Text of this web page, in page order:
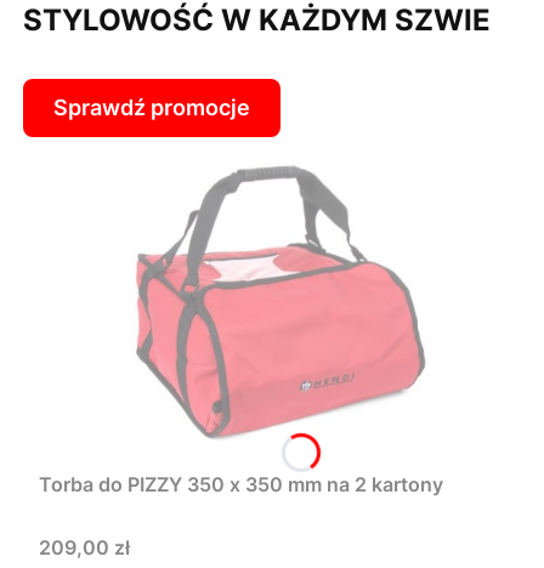
STYLOWOŚĆ W KAŻDYM SZWIE
Sprawdź promocje
Torba do PIZZY 350 x 350 mm na 2 kartony
Cena
209,00 zł